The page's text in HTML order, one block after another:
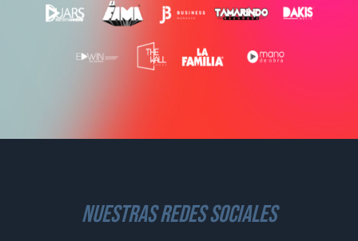
nuestras redes sociales